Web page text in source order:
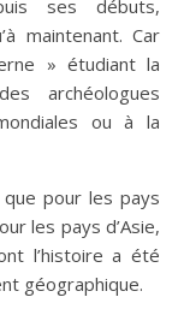
ses débuts,
maintenant. Car
» étudiant la
archéologues
ou à la
pour les pays
les pays d’Asie,
l’histoire a été
géographique.